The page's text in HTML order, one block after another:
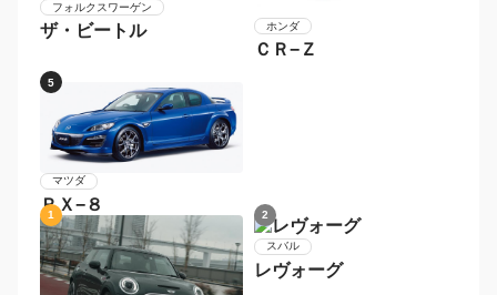
ＬＳ
マークＸ
8
メルセデス・ベンツ
トヨタ
プリウスＰＨＶ
1
トヨタ
８６
スバル
ＢＲＺ
3